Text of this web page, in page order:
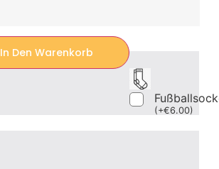
In Den Warenkorb
(+€6.00)